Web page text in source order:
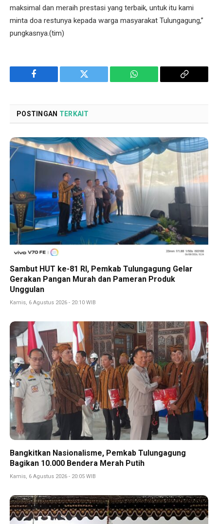
maksimal dan meraih prestasi yang terbaik, untuk itu kami
minta doa restunya kepada warga masyarakat Tulungagung,”
pungkasnya.(tim)
Facebook Twitter WhatsApp
Copy
POSTINGAN TERKAIT
Sambut HUT ke-81 RI, Pemkab Tulungagung Gelar
Gerakan Pangan Murah dan Pameran Produk
Unggulan
Kamis, 6 Agustus 2026 - 20:10 WIB
Bangkitkan Nasionalisme, Pemkab Tulungagung
Bagikan 10.000 Bendera Merah Putih
Kamis, 6 Agustus 2026 - 20:05 WIB